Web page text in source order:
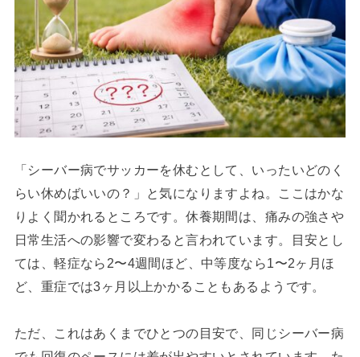
「シーバー病でサッカーを休むとして、いったいどのく
らい休めばいいの？」と気になりますよね。ここはかな
りよく聞かれるところです。休養期間は、痛みの強さや
日常生活への影響で変わると言われています。目安とし
ては、軽症なら2〜4週間ほど、中等度なら1〜2ヶ月ほ
ど、重症では3ヶ月以上かかることもあるようです。
ただ、これはあくまでひとつの目安で、同じシーバー病